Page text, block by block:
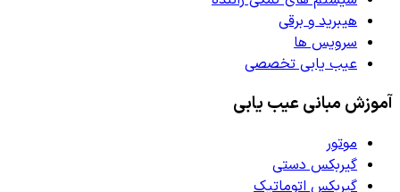
هیبرید و برقی
سرویس ها
عیب یابی تخصصی
آموزش مبانی عیب یابی
موتور
گیربکس دستی
گیربکس اتوماتیک